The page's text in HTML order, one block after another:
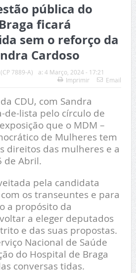
pública do
ficará
sem o reforço da
Cardoso
7889-A) a: 4 Março, 2024 - 17:21
Imprimir
Email
CDU, com Sandra
de-lista pelo círculo de
que o MDM –
de Mulheres tem
direitos das mulheres e a
de Abril.
pela candidata
os transeuntes e para
a propósito da
a eleger deputados
e das suas propostas.
Nacional de Saúde
do Hospital de Braga
conversas tidas.